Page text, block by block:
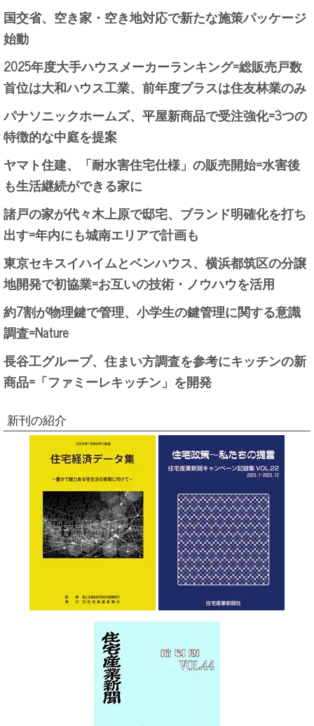
国交省、空き家・空き地対応で新たな施策パッケージ
始動
2025年度大手ハウスメーカーランキング=総販売戸数
首位は大和ハウス工業、前年度プラスは住友林業のみ
パナソニックホームズ、平屋新商品で受注強化=3つの
特徴的な中庭を提案
ヤマト住建、「耐水害住宅仕様」の販売開始=水害後
も生活継続ができる家に
諸戸の家が代々木上原で邸宅、ブランド明確化を打ち
出す=年内にも城南エリアで計画も
東京セキスイハイムとベンハウス、横浜都筑区の分譲
地開発で初協業=お互いの技術・ノウハウを活用
約7割が物理鍵で管理、小学生の鍵管理に関する意識
調査=Nature
長谷工グループ、住まい方調査を参考にキッチンの新
商品=「ファミーレキッチン」を開発
新刊の紹介